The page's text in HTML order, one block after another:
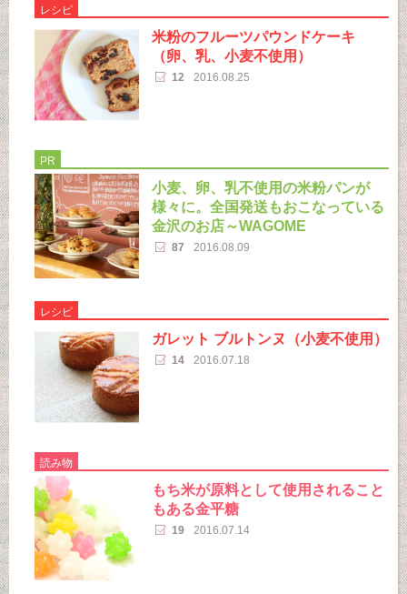
レシピ
米粉のフルーツパウンドケーキ
（卵、乳、小麦不使用）
12 2016.08.25
PR
小麦、卵、乳不使用の米粉パンが
様々に。全国発送もおこなっている
金沢のお店～WAGOME
87 2016.08.09
レシピ
ガレット ブルトンヌ（小麦不使用）
14 2016.07.18
読み物
もち米が原料として使用されること
もある金平糖
19 2016.07.14